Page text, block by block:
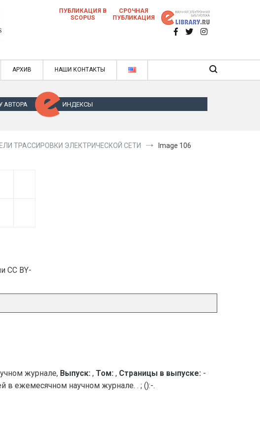
научных статей в ежемесячном научном
журнале
в ежемесячном научном журнале
ПУБЛИКАЦИЯ В
SCOPUS
СРОЧНАЯ
ПУБЛИКАЦИЯ
АРХИВ НАШИ КОНТАКТЫ
АВТОРА ИНДЕКСЫ
ТРАССИРОВКИ ЭЛЕКТРИЧЕСКОЙ СЕТИ Image 106
CC BY-
журнале, Выпуск: , Том: , Страницы в выпуске: -
в ежемесячном научном журнале. . ; ():-.